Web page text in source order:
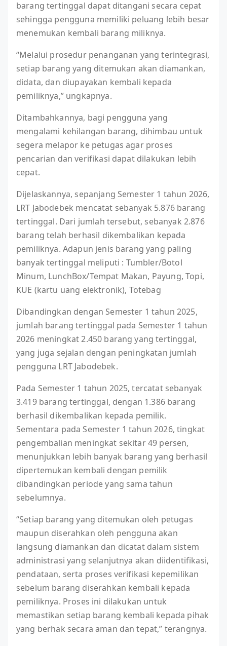
barang tertinggal dapat ditangani secara cepat
sehingga pengguna memiliki peluang lebih besar
menemukan kembali barang miliknya.
“Melalui prosedur penanganan yang terintegrasi,
setiap barang yang ditemukan akan diamankan,
didata, dan diupayakan kembali kepada
pemiliknya,” ungkapnya.
Ditambahkannya, bagi pengguna yang
mengalami kehilangan barang, dihimbau untuk
segera melapor ke petugas agar proses
pencarian dan verifikasi dapat dilakukan lebih
cepat.
Dijelaskannya, sepanjang Semester 1 tahun 2026,
LRT Jabodebek mencatat sebanyak 5.876 barang
tertinggal. Dari jumlah tersebut, sebanyak 2.876
barang telah berhasil dikembalikan kepada
pemiliknya. Adapun jenis barang yang paling
banyak tertinggal meliputi : Tumbler/Botol
Minum, LunchBox/Tempat Makan, Payung, Topi,
KUE (kartu uang elektronik), Totebag
Dibandingkan dengan Semester 1 tahun 2025,
jumlah barang tertinggal pada Semester 1 tahun
2026 meningkat 2.450 barang yang tertinggal,
yang juga sejalan dengan peningkatan jumlah
pengguna LRT Jabodebek.
Pada Semester 1 tahun 2025, tercatat sebanyak
3.419 barang tertinggal, dengan 1.386 barang
berhasil dikembalikan kepada pemilik.
Sementara pada Semester 1 tahun 2026, tingkat
pengembalian meningkat sekitar 49 persen,
menunjukkan lebih banyak barang yang berhasil
dipertemukan kembali dengan pemilik
dibandingkan periode yang sama tahun
sebelumnya.
“Setiap barang yang ditemukan oleh petugas
maupun diserahkan oleh pengguna akan
langsung diamankan dan dicatat dalam sistem
administrasi yang selanjutnya akan diidentifikasi,
pendataan, serta proses verifikasi kepemilikan
sebelum barang diserahkan kembali kepada
pemiliknya. Proses ini dilakukan untuk
memastikan setiap barang kembali kepada pihak
yang berhak secara aman dan tepat,” terangnya.